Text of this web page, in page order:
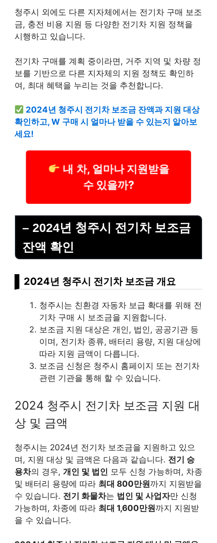
청주시 외에도 다른 지자체에서는 전기차 구매 보조
금, 충전 비용 지원 등 다양한 전기차 지원 정책을
시행하고 있습니다.
전기차 구매를 계획 중이라면, 거주 지역 및 차량 정
보를 기반으로 다른 지자체의 지원 정책도 확인하
여, 최대 혜택을 누리는 것을 추천합니다.
2024년 청주시 전기차 보조금 잔액과 지원 대상
확인하고, W 구매 시 얼마나 받을 수 있는지 알아보
세요!
내 차, 얼마나 지원받을
수 있을까?
– 2024년 청주시 전기차 보조금
잔액 확인
2024년 청주시 전기차 보조금 개요
청주시는 친환경 자동차 보급 확대를 위해 전
기차 구매 시 보조금을 지원합니다.
보조금 지원 대상은 개인, 법인, 공공기관 등
이며, 전기차 종류, 배터리 용량, 지원 대상에
따라 지원 금액이 다릅니다.
보조금 신청은 청주시 홈페이지 또는 전기차
관련 기관을 통해 할 수 있습니다.
2024 청주시 전기차 보조금 지원 대
상 및 금액
청주시는 2024년 전기차 보조금을 지원하고 있으
며, 지원 대상 및 금액은 다음과 같습니다. 전기 승
용차의 경우, 개인 및 법인 모두 신청 가능하며, 차종
및 배터리 용량에 따라 최대 800만원까지 지원받을
수 있습니다. 전기 화물차는 법인 및 사업자만 신청
가능하며, 차종에 따라 최대 1,600만원까지 지원받
을 수 있습니다.